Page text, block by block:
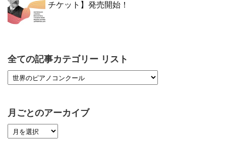
チケット】発売開始！
全ての記事カテゴリー リスト
月ごとのアーカイブ